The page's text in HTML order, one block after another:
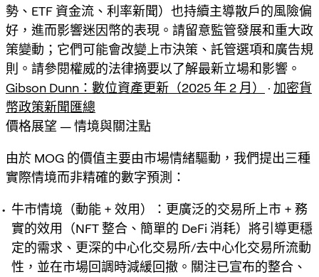
勢、ETF 資金流、利率新聞）也持續主導散戶的風險偏
好，進而影響迷因幣的表現。請留意監管發展和重大政
策變動；它們可能會改變上市決策、託管選項和廣告規
則。請參閱權威的法律摘要以了解最新立場和影響。
Gibson Dunn：數位資產更新（2025 年 2 月）
· 加密貨
幣政策新聞匯總
價格展望 — 情境與關注點
由於 MOG 的價值主要由市場情緒驅動，我們提出三種
實際情境而非精確的數字預測：
牛市情境（動能 + 效用）：更廣泛的交易所上市 + 務
實的效用（NFT 整合、簡單的 DeFi 消耗）將引導更穩
定的需求、更深的中心化交易所/去中心化交易所流動
性，並在市場回調時減緩回撤。關注已宣布的整合、